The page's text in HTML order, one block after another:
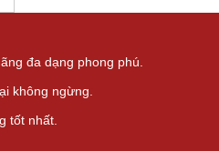
đa dạng phong phú.
không ngừng.
tốt nhất.